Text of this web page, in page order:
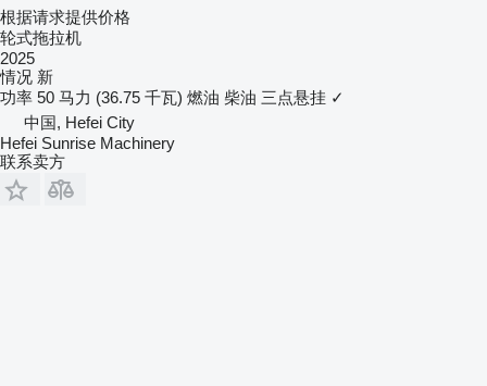
根据请求提供价格
轮式拖拉机
2025
情况 新
功率 50 马力 (36.75 千瓦) 燃油 柴油 三点悬挂 ✓
中国, Hefei City
Hefei Sunrise Machinery
联系卖方